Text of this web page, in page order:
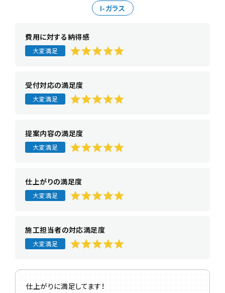
I-ガラス
費用に対する納得感
大変満足
受付対応の満足度
大変満足
提案内容の満足度
大変満足
仕上がりの満足度
大変満足
施工担当者の対応満足度
大変満足
仕上がりに満足してます！